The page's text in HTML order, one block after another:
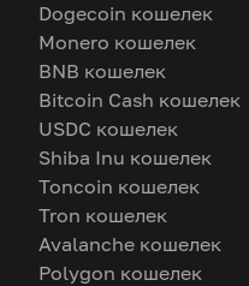
Dogecoin кошелек
Monero кошелек
BNB кошелек
Bitcoin Cash кошелек
USDC кошелек
Shiba Inu кошелек
Toncoin кошелек
Tron кошелек
Avalanche кошелек
Polygon кошелек